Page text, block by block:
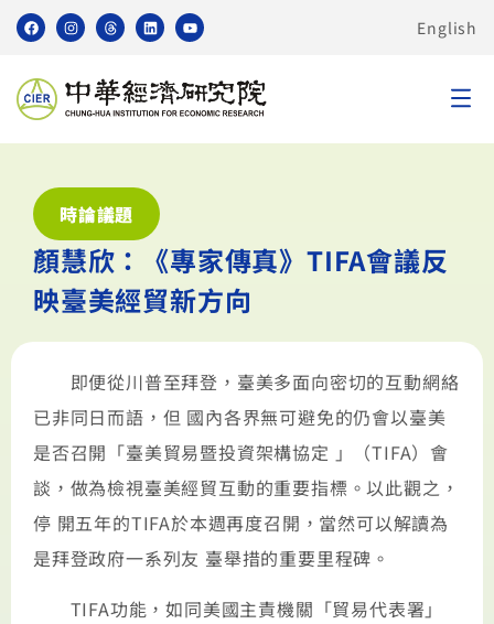
English
時論議題
顏慧欣：《專家傳真》TIFA會議反
映臺美經貿新方向
即便從川普至拜登，臺美多面向密切的互動網絡
已非同日而語，但 國內各界無可避免的仍會以臺美
是否召開「臺美貿易暨投資架構協定 」（TIFA）會
談，做為檢視臺美經貿互動的重要指標。以此觀之，
停 開五年的TIFA於本週再度召開，當然可以解讀為
是拜登政府一系列友 臺舉措的重要里程碑。
TIFA功能，如同美國主責機關「貿易代表署」